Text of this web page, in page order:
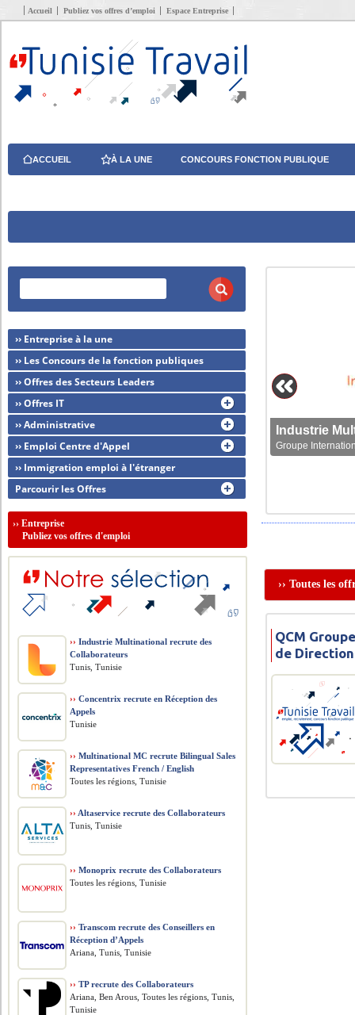
Accueil Publiez vos offres d’emploi Espace Entreprise
ACCUEIL À LA UNE CONCOURS FONCTION PUBLIQUE
Groupe
›› Toutes les
QCM
de Direction
›› Entreprise à la une
›› Les Concours de la fonction publiques
›› Offres des Secteurs Leaders
›› Offres IT
›› Administrative
›› Emploi Centre d'Appel
›› Immigration emploi à l'étranger
Parcourir les Offres
››Entreprise
Publiez vos offres d'emploi
›› Industrie Multinational recrute des
Collaborateurs
Tunis, Tunisie
›› Concentrix recrute en Réception des
Appels
Tunisie
›› Multinational MC recrute Bilingual Sales
Representatives French / English
Toutes les régions, Tunisie
›› Altaservice recrute des Collaborateurs
Tunis, Tunisie
›› Monoprix recrute des Collaborateurs
Toutes les régions, Tunisie
›› Transcom recrute des Conseillers en
Réception d’Appels
Ariana, Tunis, Tunisie
›› TP recrute des Collaborateurs
Ariana, Ben Arous, Toutes les régions, Tunis,
Tunisie